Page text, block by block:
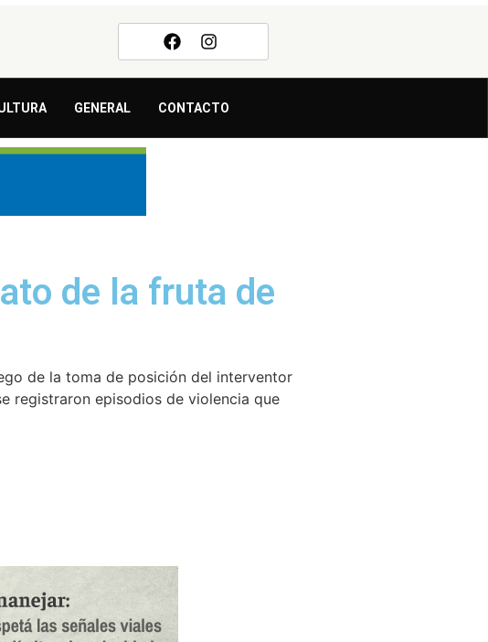
GENERAL CONTACTO
de la fruta de
de la toma de posición del interventor
registraron episodios de violencia que